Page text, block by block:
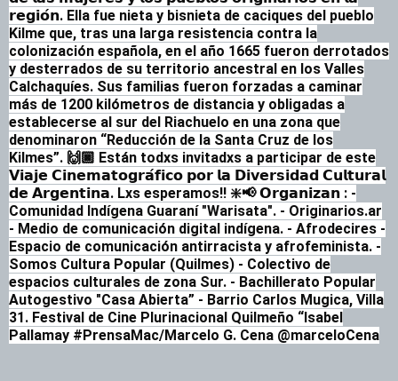
𝗿𝗲𝗴𝗶𝗼́𝗻. Ella fue nieta y bisnieta de caciques del pueblo
Kilme que, tras una larga resistencia contra la
colonización española, en el año 1665 fueron derrotados
y desterrados de su territorio ancestral en los Valles
Calchaquíes. Sus familias fueron forzadas a caminar
más de 1200 kilómetros de distancia y obligadas a
establecerse al sur del Riachuelo en una zona que
denominaron “Reducción de la Santa Cruz de los
Kilmes”. 🙌🏿 Están todxs invitadxs a participar de este
𝗩𝗶𝗮𝗷𝗲 𝗖𝗶𝗻𝗲𝗺𝗮𝘁𝗼𝗴𝗿𝗮́𝗳𝗶𝗰𝗼 𝗽𝗼𝗿 𝗹𝗮 𝗗𝗶𝘃𝗲𝗿𝘀𝗶𝗱𝗮𝗱 𝗖𝘂𝗹𝘁𝘂𝗿𝗮𝗹
𝗱𝗲 𝗔𝗿𝗴𝗲𝗻𝘁𝗶𝗻𝗮. Lxs esperamos‼️ ❇️📢 𝗢𝗿𝗴𝗮𝗻𝗶𝘇𝗮𝗻 : -
Comunidad Indígena Guaraní "Warisata". - Originarios.ar
- Medio de comunicación digital indígena. - Afrodecires -
Espacio de comunicación antirracista y afrofeminista. -
Somos Cultura Popular (Quilmes) - Colectivo de
espacios culturales de zona Sur. - Bachillerato Popular
Autogestivo "Casa Abierta” - Barrio Carlos Mugica, Villa
31. Festival de Cine Plurinacional Quilmeño “Isabel
Pallamay #PrensaMac/Marcelo G. Cena @marceloCena